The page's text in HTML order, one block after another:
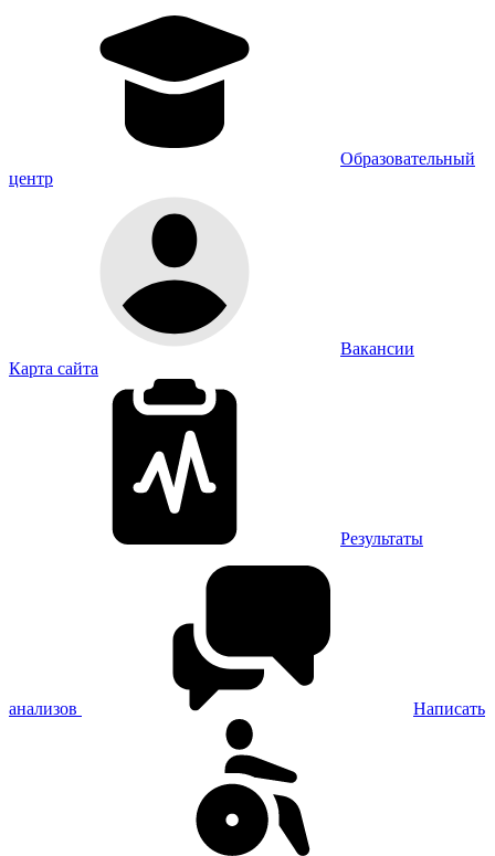
Образовательный
центр
Вакансии
Карта сайта
Результаты
анализов Написать